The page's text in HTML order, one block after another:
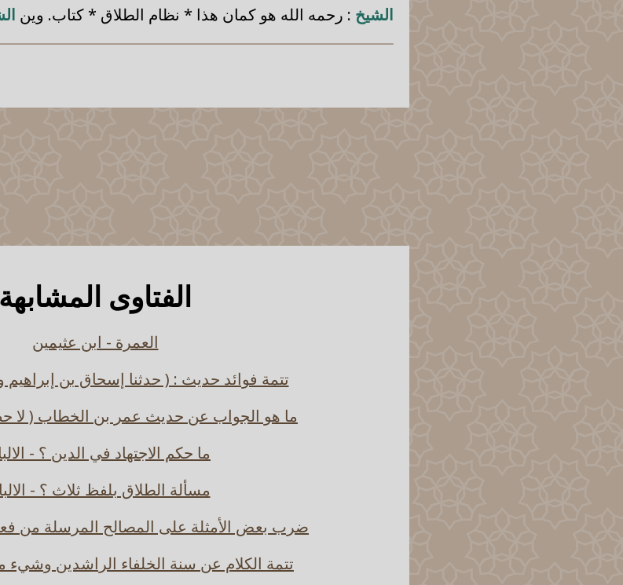
الشيخ : رحمه الله هو كمان هذا * نظام الطلاق * كتاب. وين
الفتاوى المشابهة
العمرة - ابن عثيمين
تتمة فوائد حديث : ( حدثنا إسحاق بن إبراهيم
ما هو الجواب عن حديث عمر بن الخطاب ( لا
ما حكم الاجتهاد في الدين ؟ -
مسألة الطلاق بلفظ ثلاث ؟ -
ضرب بعض الأمثلة على المصالح المرسلة من
تتمة الكلام عن سنة الخلفاء الراشدين وشيء